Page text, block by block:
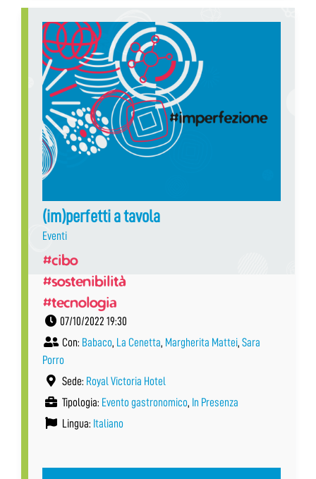
(im)perfetti a tavola
Eventi
#cibo
#sostenibilità
#tecnologia
07/10/2022 19:30
Con: Babaco, La Cenetta, Margherita Mattei, Sara
Porro
Sede: Royal Victoria Hotel
Tipologia: Evento gastronomico, In Presenza
Lingua: Italiano